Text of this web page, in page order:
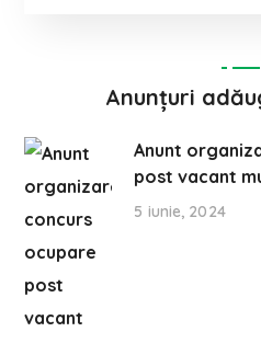
Anunțuri
Anunt
post vacant
5 iunie, 2024